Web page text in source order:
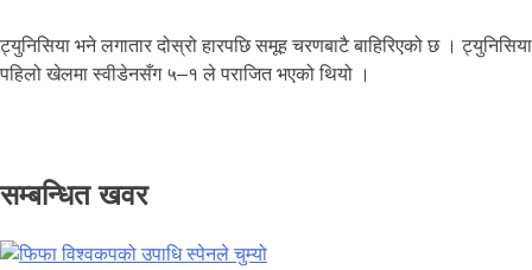
ट्युनिसिया भने लगातार दोस्रो हारपछि समूह चरणबाटै बाहिरिएको छ । ट्युनिसिया
पहिलो खेलमा स्वीडेनसँग ५–१ ले पराजित भएको थियो ।
सम्बन्धित खवर